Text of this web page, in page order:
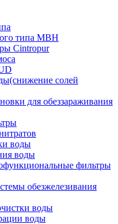
типа MBН
Cintropur
солей
для обеззараживания
воды
воды
фильтры
обезжелезивания
воды
воды